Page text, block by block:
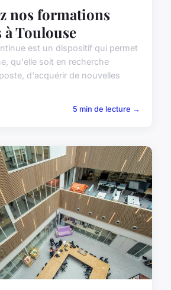
nos formations
Toulouse
est un dispositif qui permet
qu'elle soit en recherche
d'acquérir de nouvelles
5 min de lecture →